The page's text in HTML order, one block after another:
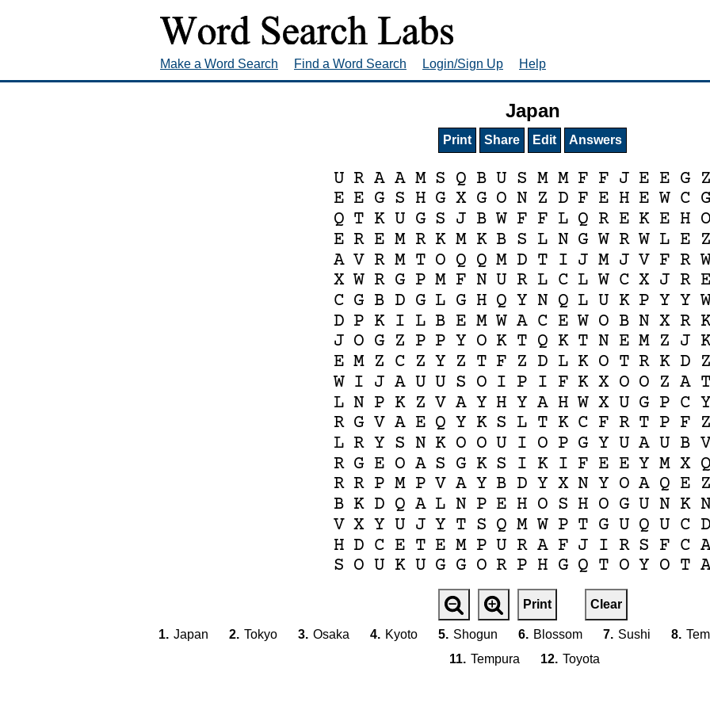
Make a Word Search Find a Word Search Login/Sign Up Help
Japan
Print Share Edit Answers
U R A A M S Q B U S M M F F J E E G Z
E E G S H G X G O N Z D F E H E W C G
Q T K U G S J B W F F L Q R E K E H O
E R E M R K M K B S L N G W R W L E Z
A V R M T O Q Q M D T I J M J V F R
X W R G P M F N U R L C L W C X J R E
C G B D G L G H Q Y N Q L U K P Y Y
D P K I L B E M W A C E W O B N X R
J O G Z P P Y O K T Q K T N E M Z J
E M Z C Z Y Z T F Z D L K O T R K D Z
W I J A U U S O I P I F K X O O Z A T
L N P K Z V A Y H Y A H W X U G P C Y
R G V A E Q Y K S L T K C F R T P F Z
L R Y S N K O O U I O P G Y U A U B
R G E O A S G K S I K I F E E Y M X Q
R R P M P V A Y B D Y X N Y O A Q E Z
B K D Q A L N P E H O S H O G U N K N
V X Y U J Y T S Q M W P T G U Q U C D
H D C E T E M P U R A F J I R S F C
S O U K U G G O R P H G Q T O Y O T
Print Clear
1. Japan 2. Tokyo 3. Osaka 4. Kyoto 5. Shogun 6. Blossom 7. Sushi 8.
11. Tempura 12. Toyota